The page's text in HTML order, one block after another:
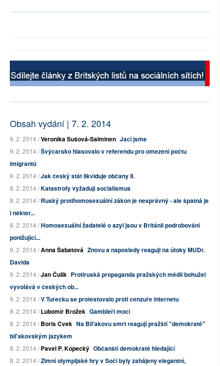
Obsah vydání | 7. 2. 2014
9. 2. 2014 /Veronika Sušová-Salminen Jací jsme
9. 2. 2014 /Švýcarsko hlasovalo v referendu pro omezení počtu
imigrantů
9. 2. 2014 /Jak český stát likviduje občany II.
8. 2. 2014 /Katastrofy vyžadují socialismus
8. 2. 2014 /Ruský protihomosexuální zákon je nesprávný - ale špatná je
i někter...
8. 2. 2014 /Homosexuální žadatelé o azyl jsou v Británii podrobováni
ponižující...
9. 2. 2014 /Anna Šabatová Znovu a naposledy reaguji na útoky MUDr.
Davida
9. 2. 2014 /Jan Čulík Protiruská propaganda pražských médií bohužel
vyvolává v českých ob...
9. 2. 2014 /V Turecku se protestovalo proti cenzuře internetu
8. 2. 2014 /Lubomír Brožek Gambleři moci
8. 2. 2014 /Boris Cvek Na Bil'akovu smrt reagují pražští "demokraté"
bil'akovským jazykem
8. 2. 2014 /Pavel P. Kopecký Občanští demokraté hledající
8. 2. 2014 /Zimní olympijské hry v Soči byly zahájeny elegantní,